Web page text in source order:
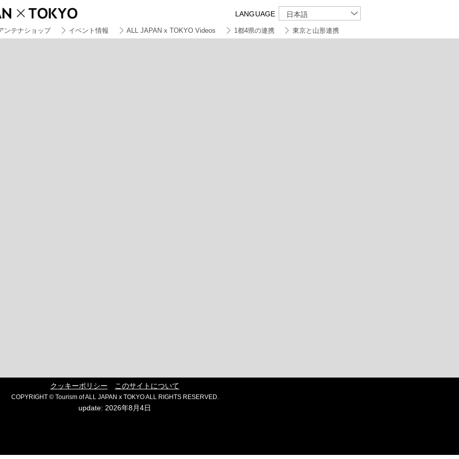
LANGUAGE 日本語
ンテナショップ イベント情報 ALL JAPAN x TOKYO Videos 1都4県の連携 東京と山形連携
クッキーポリシー このサイトについて
COPYRIGHT © Tourism of ALL JAPAN x TOKYO ALL RIGHTS RESERVED.
update: 2026年8月4日